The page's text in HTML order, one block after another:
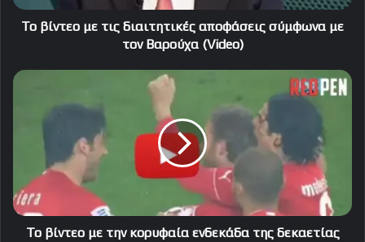
τον
Βαρούχα
Το βίντεο με τις διαιτητικές αποφάσεις σύμφωνα με
τον Βαρούχα (Video)
Το
ενδεκάδα
της
δεκαετίας
(Video)
Το βίντεο με την κορυφαία ενδεκάδα της δεκαετίας